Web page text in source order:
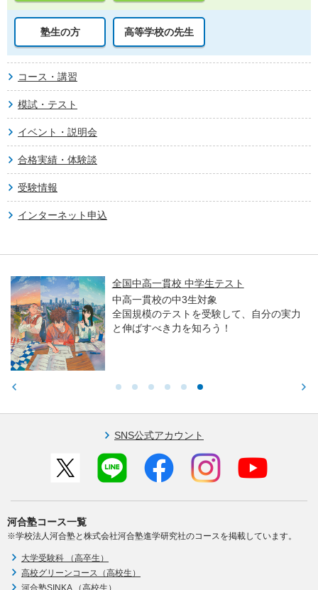
塾生の方 高等学校の先生
コース・講習
模試・テスト
イベント・説明会
合格実績・体験談
受験情報
インターネット申込
全国中高一貫校 中学生テスト
中高一貫校の中3生対象
全国規模のテストを受験して、自分の実力
と伸ばすべき力を知ろう！
SNS公式アカウント
河合塾コース一覧
※学校法人河合塾と株式会社河合塾進学研究社のコースを掲載しています。
大学受験科 （高卒生）
高校グリーンコース（高校生）
河合塾SINKA （高校生）